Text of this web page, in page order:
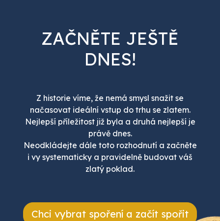
ZAČNĚTE JEŠTĚ
DNES!
Z historie víme, že nemá smysl snažit se
načasovat ideální vstup do trhu se zlatem.
Nejlepší příležitost již byla a druhá nejlepší je
právě dnes.
Neodkládejte dále toto rozhodnutí a začněte
i vy systematicky a pravidelně budovat váš
zlatý poklad.
Chci vybrat spoření a začít spořit